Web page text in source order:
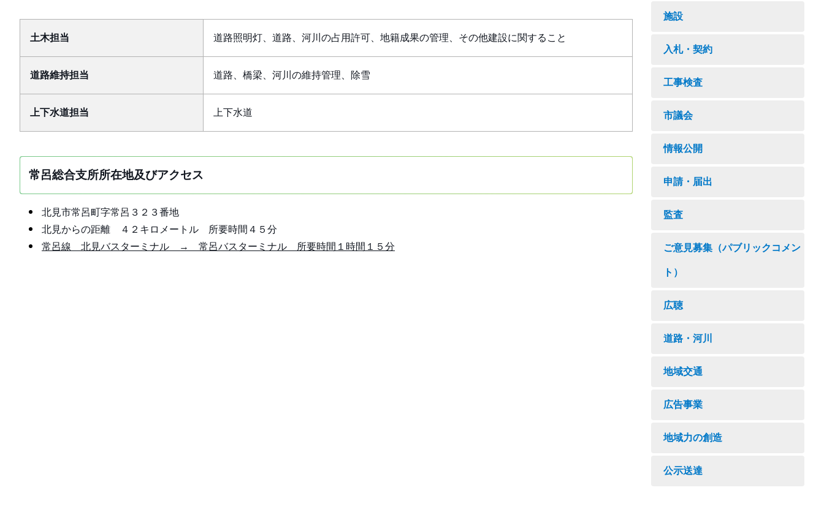
土木担当 道路照明灯、道路、河川の占用許可、地籍成果の管理、その他建設に関すること
道路維持担当 道路、橋梁、河川の維持管理、除雪
上下水道担当 上下水道
常呂総合支所所在地及びアクセス
北見市常呂町字常呂３２３番地
北見からの距離 ４２キロメートル 所要時間４５分
常呂線 北見バスターミナル → 常呂バスターミナル 所要時間１時間１５分
施設
入札・契約
工事検査
市議会
情報公開
申請・届出
監査
ご意見募集（パブリックコメン
ト）
広聴
道路・河川
地域交通
広告事業
地域力の創造
公示送達